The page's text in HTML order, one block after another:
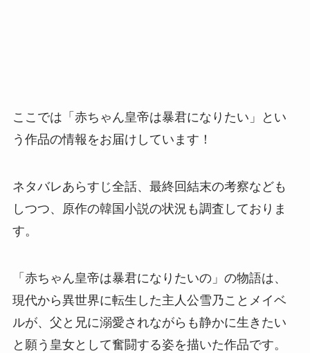
ここでは「赤ちゃん皇帝は暴君になりたい」とい
う作品の情報をお届けしています！
ネタバレあらすじ全話、最終回結末の考察なども
しつつ、原作の韓国小説の状況も調査しておりま
す。
「赤ちゃん皇帝は暴君になりたいの」の物語は、
現代から異世界に転生した主人公雪乃ことメイベ
ルが、父と兄に溺愛されながらも静かに生きたい
と願う皇女として奮闘する姿を描いた作品です。